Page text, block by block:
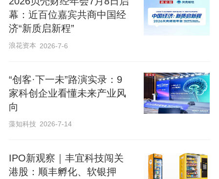
幕：近百位嘉宾共商中国经
济“新质启新程”
浪花资本 2026-7-6
“创客·下一未”路演实录：9
家科创企业看懂未来产业风
向
藻知科技 2026-7-14
IPO新观察｜丰宜科技闯关
港股：顺丰孵化、软银押